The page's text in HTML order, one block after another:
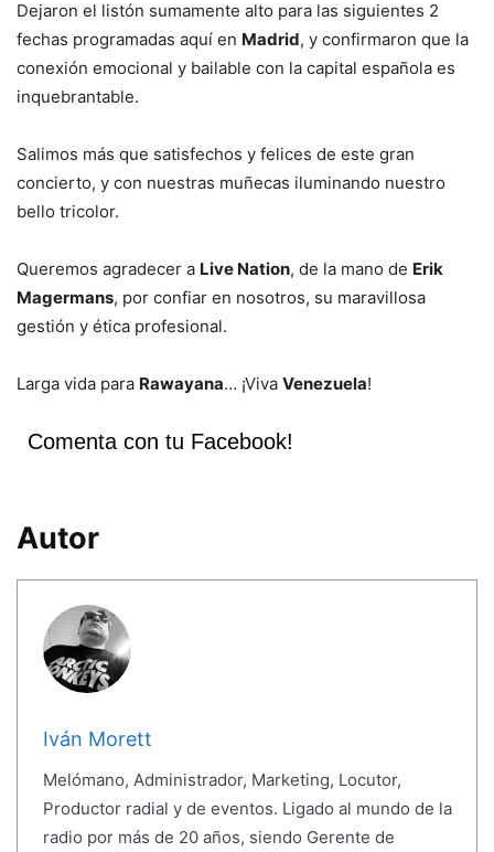
Dejaron el listón sumamente alto para las siguientes 2
fechas programadas aquí en Madrid, y confirmaron que la
conexión emocional y bailable con la capital española es
inquebrantable.
Salimos más que satisfechos y felices de este gran
concierto, y con nuestras muñecas iluminando nuestro
bello tricolor.
Queremos agradecer a Live Nation, de la mano de Erik
Magermans, por confiar en nosotros, su maravillosa
gestión y ética profesional.
Larga vida para Rawayana… ¡Viva Venezuela!
Comenta con tu Facebook!
Autor
Iván Morett
Melómano, Administrador, Marketing, Locutor,
Productor radial y de eventos. Ligado al mundo de la
radio por más de 20 años, siendo Gerente de